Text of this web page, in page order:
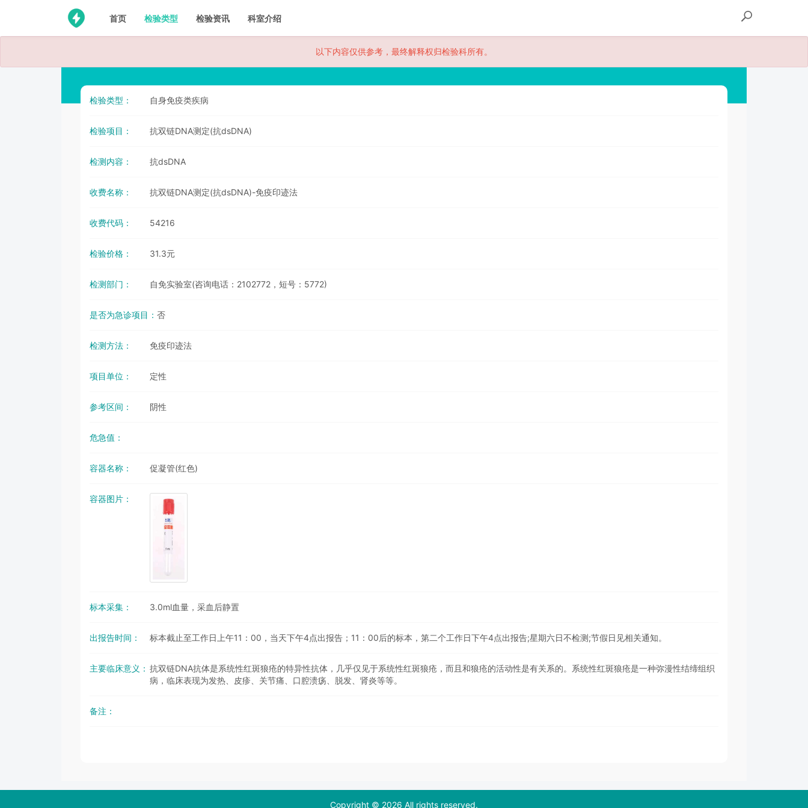
首页 检验类型 检验资讯 科室介绍
以下内容仅供参考，最终解释权归检验科所有。
检验类型： 自身免疫类疾病
检验项目： 抗双链DNA测定(抗dsDNA)
检测内容： 抗dsDNA
收费名称： 抗双链DNA测定(抗dsDNA)-免疫印迹法
收费代码： 54216
检验价格： 31.3元
检测部门： 自免实验室(咨询电话：2102772，短号：5772)
是否为急诊项目： 否
检测方法： 免疫印迹法
项目单位： 定性
参考区间： 阴性
危急值：
容器名称： 促凝管(红色)
容器图片：
标本采集： 3.0ml血量，采血后静置
出报告时间： 标本截止至工作日上午11：00，当天下午4点出报告；11：00后的标本，第二个工作日下午4点出报告;星期六日不检测;节假日见相关通知。
主要临床意义： 抗双链DNA抗体是系统性红斑狼疮的特异性抗体，几乎仅见于系统性红斑狼疮，而且和狼疮的活动性是有关系的。系统性红斑狼疮是一种弥漫性结缔组织
病，临床表现为发热、皮疹、关节痛、口腔溃疡、脱发、肾炎等等。
备注：
Copyright © 2026 All rights reserved.